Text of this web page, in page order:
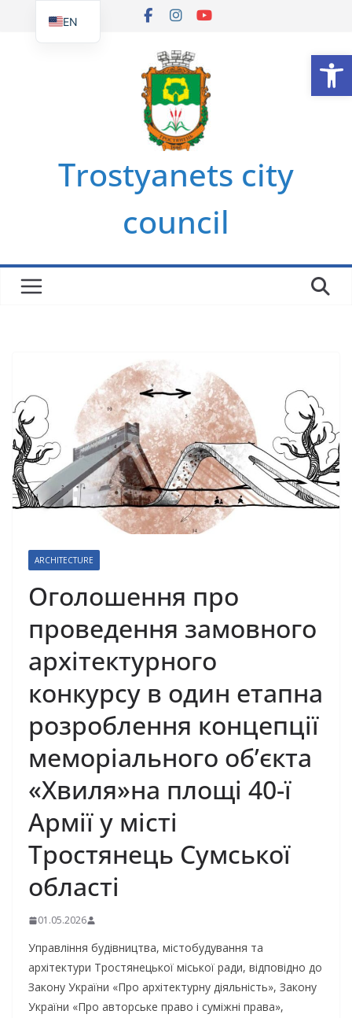
Trostyanets city
council
ARCHITECTURE
Оголошення про
проведення замовного
архітектурного
конкурсу в один етапна
розроблення концепції
меморіального об’єкта
«Хвиля»на площі 40-ї
Армії у місті
Тростянець Сумської
області
01.05.2026
Управління будівництва, містобудування та
архітектури Тростянецької міської ради, відповідно до
Закону України «Про архітектурну діяльність», Закону
України «Про авторське право і суміжні права»,
EN